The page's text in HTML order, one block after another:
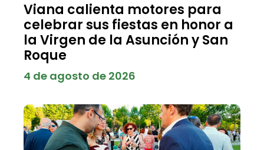
Viana calienta motores para
celebrar sus fiestas en honor a
la Virgen de la Asunción y San
Roque
4 de agosto de 2026